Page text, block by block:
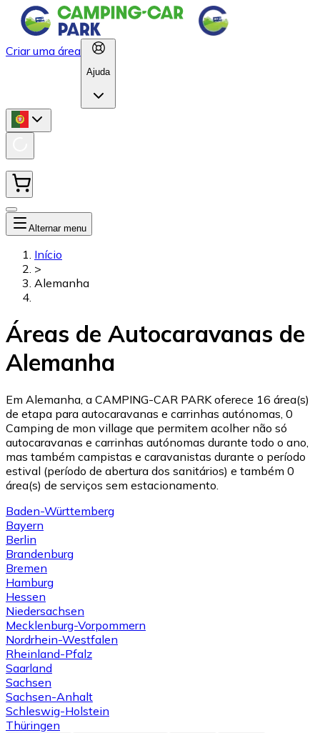
Criar uma área
Ajuda
Alternar menu
Início
>
Alemanha
Áreas de Autocaravanas de
Alemanha
Em Alemanha, a CAMPING-CAR PARK oferece 16 área(s)
de etapa para autocaravanas e carrinhas autónomas, 0
Camping de mon village que permitem acolher não só
autocaravanas e carrinhas autónomas durante todo o ano,
mas também campistas e caravanistas durante o período
estival (período de abertura dos sanitários) e também 0
área(s) de serviços sem estacionamento.
Baden-Württemberg
Bayern
Berlin
Brandenburg
Bremen
Hamburg
Hessen
Niedersachsen
Mecklenburg-Vorpommern
Nordrhein-Westfalen
Rheinland-Pfalz
Saarland
Sachsen
Sachsen-Anhalt
Schleswig-Holstein
Thüringen